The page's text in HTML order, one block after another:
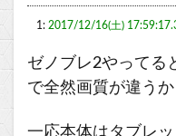
1: 2017/12/16(土)
ゼノブレ2やってる
で全然画質が違う
一応本体はタブレ